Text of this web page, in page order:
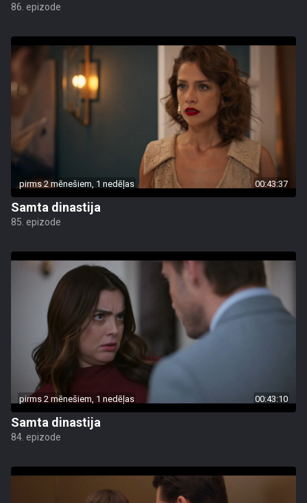
86. epizode
pirms 2 mēnešiem, 1 nedēļas 00:43:37
Samta dinastija
85. epizode
pirms 2 mēnešiem, 1 nedēļas 00:43:10
Samta dinastija
84. epizode